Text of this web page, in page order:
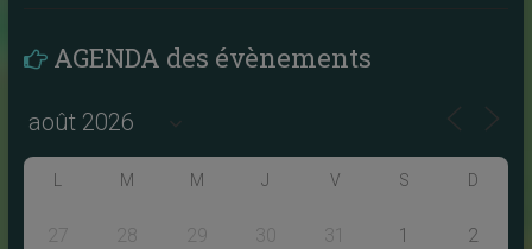
AGENDA des évènements
M M J V S D
27 28 29 30 31 1 2